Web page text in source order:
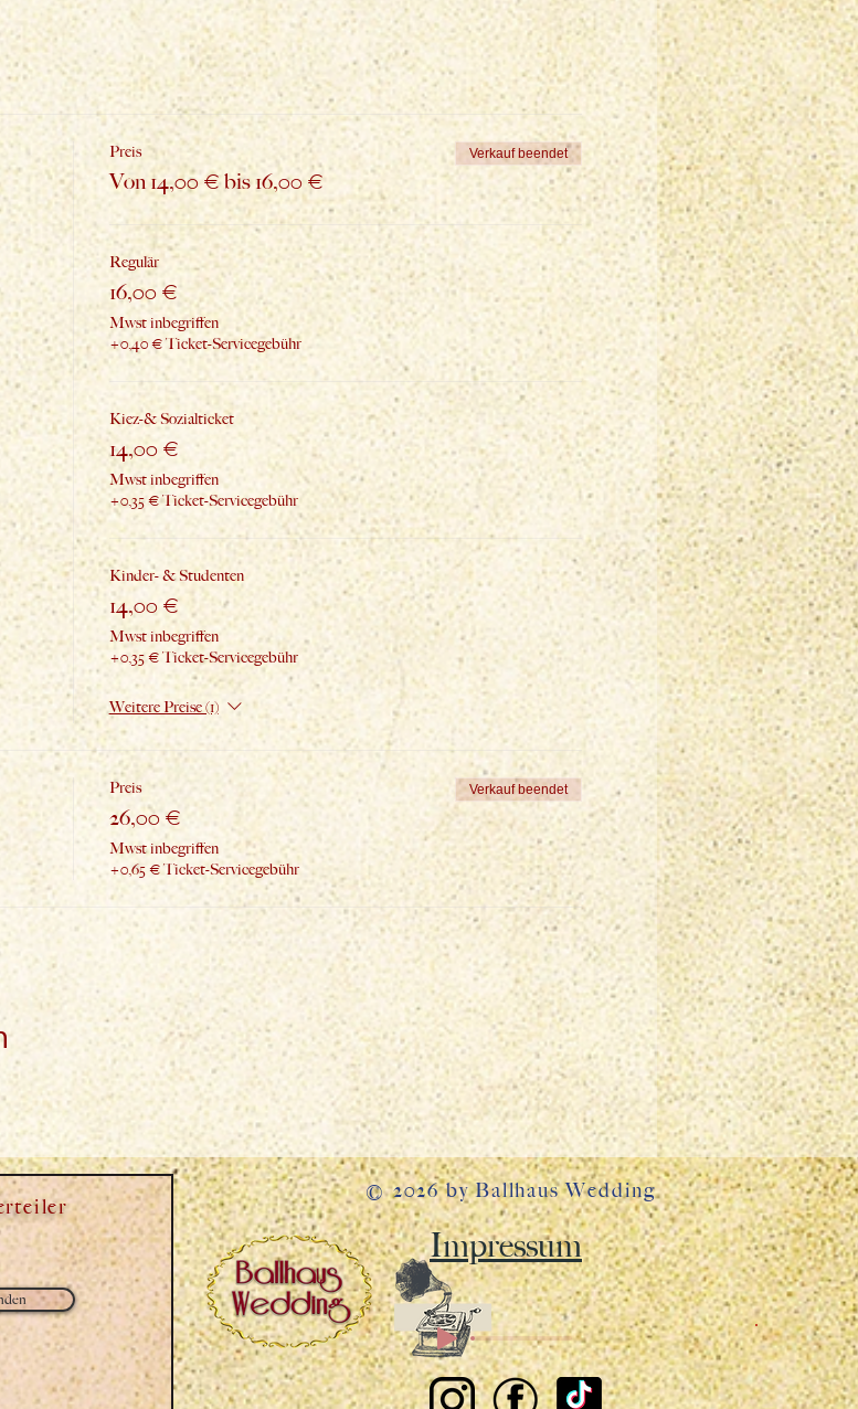
Preis
Von 14,00 € bis 16,00 €
Verkauf beendet
Regulär
16,00 €
Mwst inbegriffen
+0,40 € Ticket-Servicegebühr
Kiez-& Sozialticket
14,00 €
Mwst inbegriffen
+0,35 € Ticket-Servicegebühr
Kinder- & Studenten
14,00 €
Mwst inbegriffen
+0,35 € Ticket-Servicegebühr
Weitere Preise (1)
Preis
26,00 €
Mwst inbegriffen
+0,65 € Ticket-Servicegebühr
Verkauf beendet
© 2026 by Ballhaus Wedding
Impressum